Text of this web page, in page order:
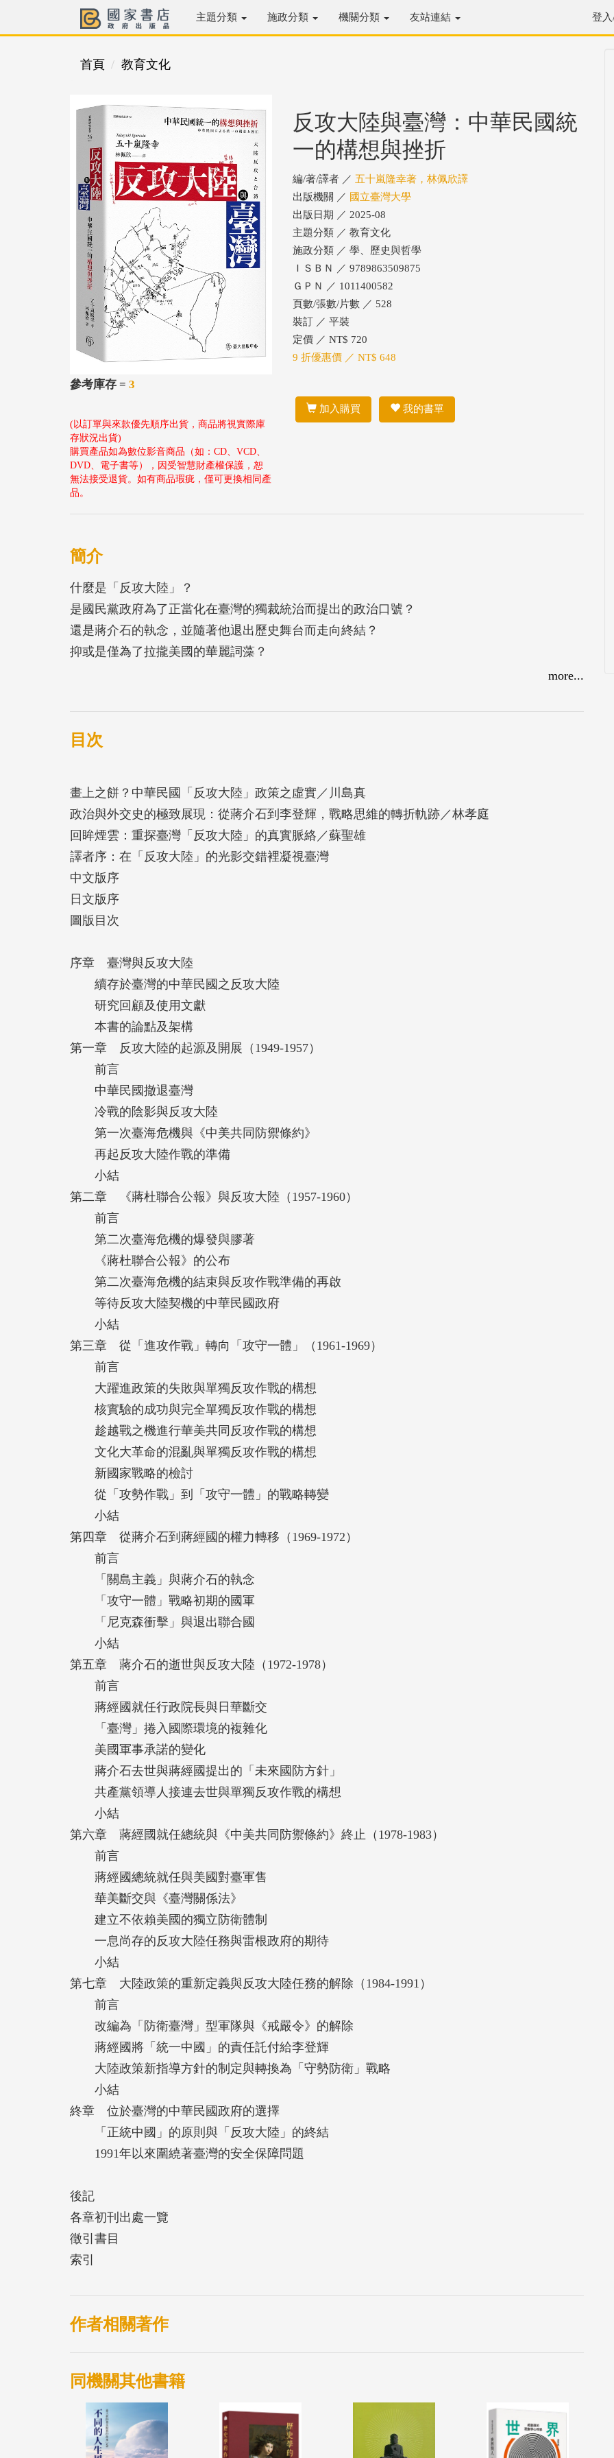
主題分類 施政分類 機關分類 友站連結 登
首頁 教育文化
參考庫存 = 3
(以訂單與來款優先順序出貨，商品將視實際庫
存狀況出貨)
購買產品如為數位影音商品（如：CD、VCD、
DVD、電子書等），因受智慧財產權保護，恕
無法接受退貨。如有商品瑕疵，僅可更換相同產
品。
反攻大陸與臺灣：中華民國統
一的構想與挫折
編/著/譯者 ／ 五十嵐隆幸著，林佩欣譯
出版機關 ／ 國立臺灣大學
出版日期 ／ 2025-08
主題分類 ／ 教育文化
施政分類 ／ 學、歷史與哲學
ＩＳＢＮ ／ 9789863509875
ＧＰＮ ／ 1011400582
頁數/張數/片數 ／ 528
裝訂 ／ 平裝
定價 ／ NT$ 720
9 折優惠價 ／ NT$ 648
加入購買 我的書單
簡介
什麼是「反攻大陸」？
是國民黨政府為了正當化在臺灣的獨裁統治而提出的政治口號？
還是蔣介石的執念，並隨著他退出歷史舞台而走向終結？
抑或是僅為了拉攏美國的華麗詞藻？
中華民國國軍曾經將以軍力奪回中國大陸的「反攻大陸」視為首要任務；隨著現實形勢的變
化，為了阻止中共武力侵略，則逐步轉型為「攻守一體」至「守勢防衛」。
「反攻大陸」之間的關係，以及兩個「中國」政府與美國的互動，並全面檢證中華民國軍事戰
略的變遷。本書同時企圖分析中華民國如何從原本維持「代表全中國的正統政府」的立場，轉
變為僅統治「臺灣」的政府；此外作為一個實質的獨立國家，又如何逐漸發展出「中華民國臺
灣化」的邏輯基礎。
★ 本書日文版榮獲 ★
第38屆大平正芳紀念獎
第34屆佐伯喜一獎
第 8 屆豬木正道獎
【專家推薦】
本書的意義首先在於描繪了中華民國反攻大陸政策與統一理念的形成與轉變過程。第二在於闡
明了圍繞統一觀念和反攻大陸的口號的實際意義、口號與實際安保政策的關係。第三在於詳述
了中華民國如何在名義上和實際上將反攻大陸政策轉向防禦臺灣政策，同時拋棄反攻大陸政策
的口號的過程。
——川島真（東京大學大學院總合文化研究科教授）
對於五十嵐先生能夠在其著作中廣泛運用臺灣與美國公開的個人史料與政府檔案，如《蔣經國
日記》、國史館、國防部檔案、中國國民黨黨史館、外交部檔案等，提供更細緻的政策變遷分
析，因而感到相當驚艷與讚佩。
——林孝庭（美國史丹佛大學胡佛研究所研究員）
五十嵐教授以其嚴謹的學術態度，細膩的史料爬梳，廣徵博引，鉤深索隱，以宏觀的國際視
野，就臺灣「反攻大陸」議題進行深入且全面的剖析，為我們理解戰後臺灣的歷史進程，以及
形塑今日臺海局勢的關鍵因素，提供了全新的視角與深刻的洞見。
——蘇聖雄（中央研究院近代史研究所副研究員）
more...
目次
畫上之餅？中華民國「反攻大陸」政策之虛實／川島真
政治與外交史的極致展現：從蔣介石到李登輝，戰略思維的轉折軌跡／林孝庭
回眸煙雲：重探臺灣「反攻大陸」的真實脈絡／蘇聖雄
譯者序：在「反攻大陸」的光影交錯裡凝視臺灣
中文版序
日文版序
圖版目次
序章 臺灣與反攻大陸
續存於臺灣的中華民國之反攻大陸
研究回顧及使用文獻
本書的論點及架構
第一章 反攻大陸的起源及開展（1949-1957）
前言
中華民國撤退臺灣
冷戰的陰影與反攻大陸
第一次臺海危機與《中美共同防禦條約》
再起反攻大陸作戰的準備
小結
第二章 《蔣杜聯合公報》與反攻大陸（1957-1960）
前言
第二次臺海危機的爆發與膠著
《蔣杜聯合公報》的公布
第二次臺海危機的結束與反攻作戰準備的再啟
等待反攻大陸契機的中華民國政府
小結
第三章 從「進攻作戰」轉向「攻守一體」（1961-1969）
前言
大躍進政策的失敗與單獨反攻作戰的構想
核實驗的成功與完全單獨反攻作戰的構想
趁越戰之機進行華美共同反攻作戰的構想
文化大革命的混亂與單獨反攻作戰的構想
新國家戰略的檢討
從「攻勢作戰」到「攻守一體」的戰略轉變
小結
第四章 從蔣介石到蔣經國的權力轉移（1969-1972）
前言
「關島主義」與蔣介石的執念
「攻守一體」戰略初期的國軍
「尼克森衝擊」與退出聯合國
小結
第五章 蔣介石的逝世與反攻大陸（1972-1978）
前言
蔣經國就任行政院長與日華斷交
「臺灣」捲入國際環境的複雜化
美國軍事承諾的變化
蔣介石去世與蔣經國提出的「未來國防方針」
共產黨領導人接連去世與單獨反攻作戰的構想
小結
第六章 蔣經國就任總統與《中美共同防禦條約》終止（1978-1983）
前言
蔣經國總統就任與美國對臺軍售
華美斷交與《臺灣關係法》
建立不依賴美國的獨立防衛體制
一息尚存的反攻大陸任務與雷根政府的期待
小結
第七章 大陸政策的重新定義與反攻大陸任務的解除（1984-1991）
前言
改編為「防衛臺灣」型軍隊與《戒嚴令》的解除
蔣經國將「統一中國」的責任託付給李登輝
大陸政策新指導方針的制定與轉換為「守勢防衛」戰略
小結
終章 位於臺灣的中華民國政府的選擇
「正統中國」的原則與「反攻大陸」的終結
1991年以來圍繞著臺灣的安全保障問題
後記
各章初刊出處一覽
徵引書目
索引
作者相關著作
同機關其他書籍